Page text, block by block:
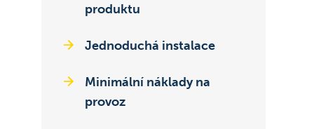
produktu
Jednoduchá instalace
Minimální náklady na
provoz